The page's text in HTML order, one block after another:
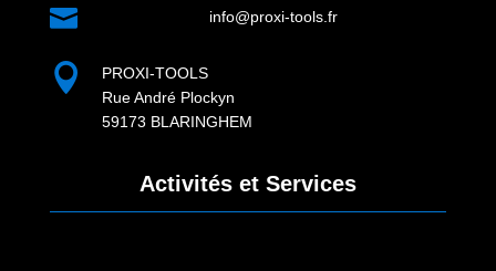
 info@proxi-tools.fr

PROXI-TOOLS
Rue André Plockyn
59173 BLARINGHEM
Activités et Services